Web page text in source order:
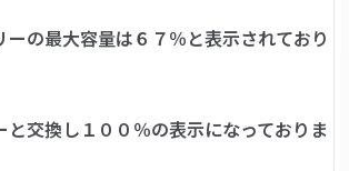
ーの最大容量は６７％と表示されており
と交換し１００％の表示になっておりま